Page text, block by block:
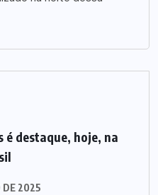
é destaque, hoje, na
DE 2025